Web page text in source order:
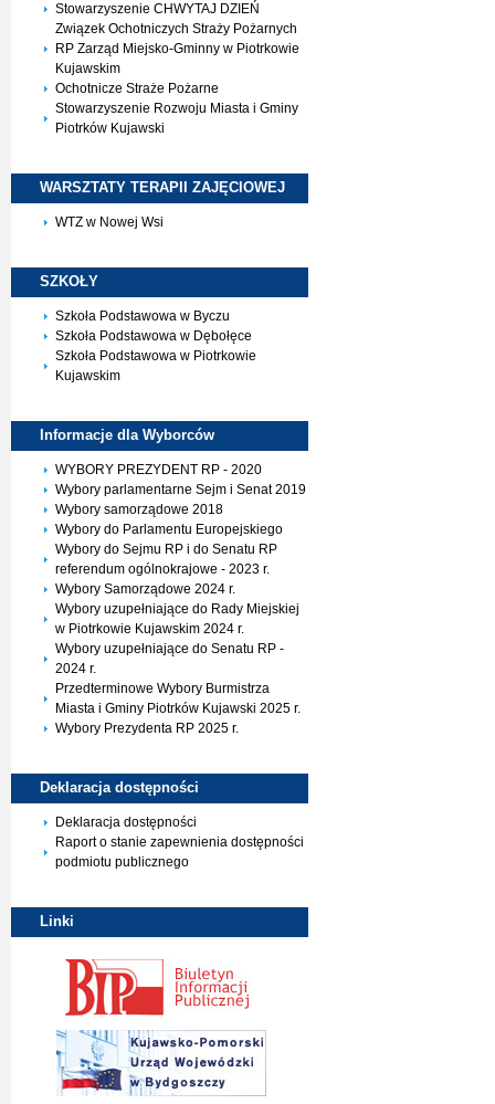
Stowarzyszenie CHWYTAJ DZIEŃ
Związek Ochotniczych Straży Pożarnych
RP Zarząd Miejsko-Gminny w Piotrkowie
Kujawskim
Ochotnicze Straże Pożarne
Stowarzyszenie Rozwoju Miasta i Gminy
Piotrków Kujawski
WARSZTATY TERAPII ZAJĘCIOWEJ
WTZ w Nowej Wsi
SZKOŁY
Szkoła Podstawowa w Byczu
Szkoła Podstawowa w Dębołęce
Szkoła Podstawowa w Piotrkowie
Kujawskim
Informacje dla Wyborców
WYBORY PREZYDENT RP - 2020
Wybory parlamentarne Sejm i Senat 2019
Wybory samorządowe 2018
Wybory do Parlamentu Europejskiego
Wybory do Sejmu RP i do Senatu RP
referendum ogólnokrajowe - 2023 r.
Wybory Samorządowe 2024 r.
Wybory uzupełniające do Rady Miejskiej
w Piotrkowie Kujawskim 2024 r.
Wybory uzupełniające do Senatu RP -
2024 r.
Przedterminowe Wybory Burmistrza
Miasta i Gminy Piotrków Kujawski 2025 r.
Wybory Prezydenta RP 2025 r.
Deklaracja dostępności
Deklaracja dostępności
Raport o stanie zapewnienia dostępności
podmiotu publicznego
Linki